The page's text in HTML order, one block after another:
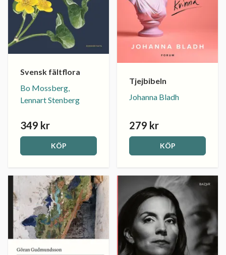
Svensk fältflora
Bo Mossberg,
Lennart Stenberg
349 kr
KÖP
Tjejbibeln
Johanna Bladh
279 kr
KÖP